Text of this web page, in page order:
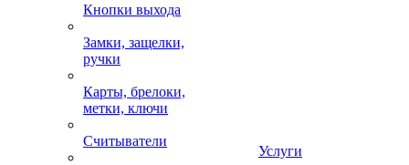
Кнопки выхода
Замки, защелки,
ручки
Карты, брелоки,
метки, ключи
Считыватели
Услуги